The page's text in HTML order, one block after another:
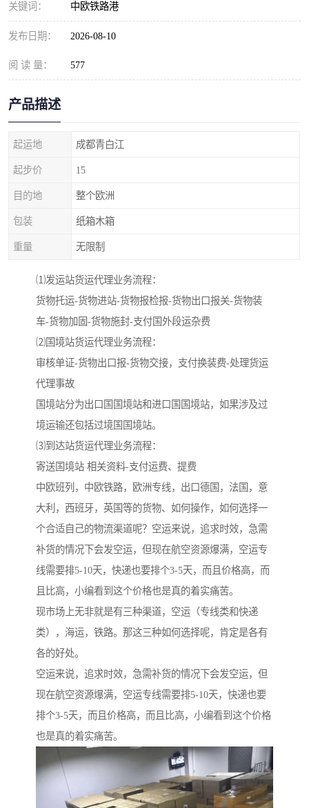
关键词： 中欧铁路港
发布日期： 2026-08-10
阅 读 量： 577
产品描述
起运地 成都青白江
起步价 15
目的地 整个欧洲
包装 纸箱木箱
重量 无限制
⑴发运站货运代理业务流程：
货物托运-货物进站-货物报检报-货物出口报关-货物装
车-货物加固-货物施封-支付国外段运杂费
⑵国境站货运代理业务流程：
审核单证-货物出口报-货物交接，支付换装费-处理货运
代理事故
国境站分为出口国国境站和进口国国境站，如果涉及过
境运输还包括过境国国境站。
⑶到达站货运代理业务流程：
寄送国境站 相关资料-支付运费、提费
中欧班列，中欧铁路，欧洲专线，出口德国，法国，意
大利，西班牙，英国等的货物、如何操作，如何选择一
个合适自己的物流渠道呢？空运来说，追求时效，急需
补货的情况下会发空运，但现在航空资源爆满，空运专
线需要排5-10天，快递也要排个3-5天，而且价格高，而
且比高，小编看到这个价格也是真的着实痛苦。
现市场上无非就是有三种渠道，空运（专线类和快递
类），海运，铁路。那这三种如何选择呢，肯定是各有
各的好处。
空运来说，追求时效，急需补货的情况下会发空运，但
现在航空资源爆满，空运专线需要排5-10天，快递也要
排个3-5天，而且价格高，而且比高，小编看到这个价格
也是真的着实痛苦。